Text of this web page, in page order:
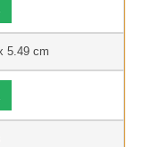
5.49 cm